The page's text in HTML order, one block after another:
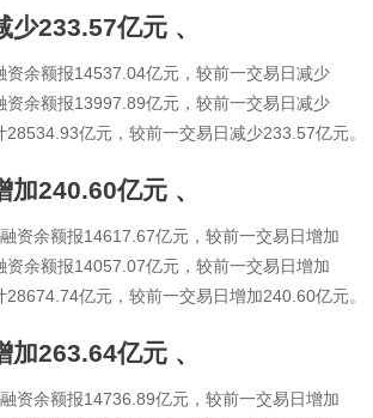
少233.57亿元 、
资余额报14537.04亿元，较前一交易日减少
资余额报13997.89亿元，较前一交易日减少
亿元，较前一交易日减少233.57亿元。
加240.60亿元 、
资余额报14617.67亿元，较前一交易日增加
资余额报14057.07亿元，较前一交易日增加
亿元，较前一交易日增加240.60亿元。
加263.64亿元 、
资余额报14736.89亿元，较前一交易日增加